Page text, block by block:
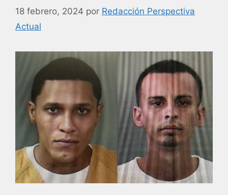
18 febrero, 2024 por Redacción Perspectiva
Actual